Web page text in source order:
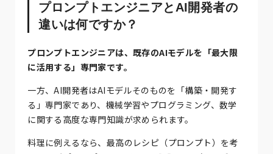
プロンプトエンジニアとAI開発者の
違いは何ですか？
プロンプトエンジニアは、既存のAIモデルを「最大限
に活用する」専門家です。
一方、AI開発者はAIモデルそのものを「構築・開発す
る」専門家であり、機械学習やプログラミング、数学
に関する高度な専門知識が求められます。
料理に例えるなら、最高のレシピ（プロンプト）を考